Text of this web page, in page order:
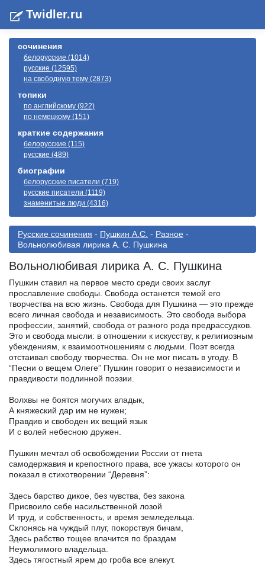
Twidler.ru
сочинения
белорусские (1014)
русские (12595)
на свободную тему (2873)
топики
по английскому (922)
по немецкому (151)
краткие содержания
белорусские (115)
русские (489)
биографии
белорусские писатели (719)
русские писатели (1119)
знаменитые люди (4316)
Русские сочинения - Пушкин А.С. - Разное -
Вольнолюбивая лирика А. С. Пушкина
Вольнолюбивая лирика А. С. Пушкина
Пушкин ставил на первое место среди своих заслуг
прославление свободы. Свобода останется темой его
творчества на всю жизнь. Свобода для Пушкина — это прежде
всего личная свобода и независимость. Это свобода выбора
профессии, занятий, свобода от разного рода предрассудков.
Это и свобода мысли: в отношении к искусству, к религиозным
убеждениям, к взаимоотношениям с людьми. Поэт всегда
отстаивал свободу творчества. Он не мог писать в угоду. В
“Песни о вещем Олеге” Пушкин говорит о независимости и
правдивости подлинной поэзии.
Волхвы не боятся могучих владык,
А княжеский дар им не нужен;
Правдив и свободен их вещий язык
И с волей небесною дружен.
Пушкин мечтал об освобождении России от гнета
самодержавия и крепостного права, все ужасы которого он
показал в стихотворении “Деревня”:
Здесь барство дикое, без чувства, без закона
Присвоило себе насильственной лозой
И труд, и собственность, и время земледельца.
Склонясь на чуждый плуг, покорствуя бичам,
Здесь рабство тощее влачится по браздам
Неумолимого владельца.
Здесь тягостный ярем до гроба все влекут.